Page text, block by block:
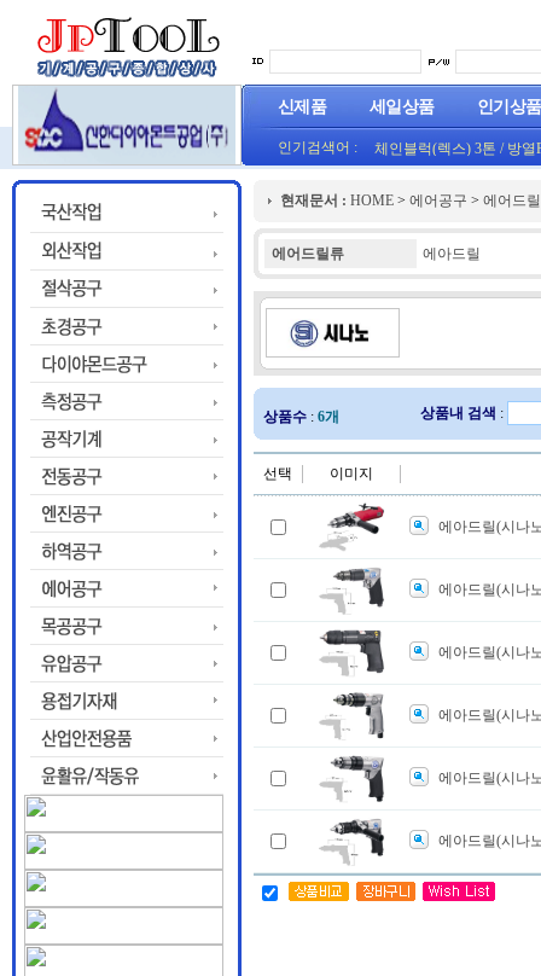
신제품 세일상품 인기상품
인기검색어 : 체인블럭(렉스) 3톤 / 방열
(오렌지) (1롤50M)
프로라인 줄자(코메론)자
현재문서 : HOME > 에어공구 > 에어드
에어드릴류 에아드릴
상품수 : 6개 상품내 검색 :
선택 이미지
에아드릴(시나
에아드릴(시나
에아드릴(시나
에아드릴(시나
에아드릴(시나
에아드릴(시나